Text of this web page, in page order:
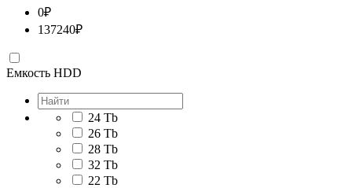
0₽
137240₽
Емкость HDD
24 Tb
26 Tb
28 Tb
32 Tb
22 Tb